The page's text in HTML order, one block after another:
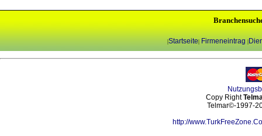
|Startseite| Firmeneintrag |
Copy Right
Telmar©-1997-
http://